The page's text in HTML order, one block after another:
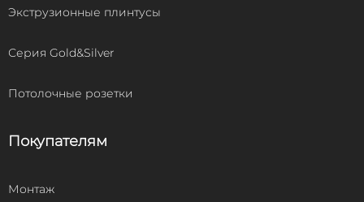
Экструзионные плинтусы
Серия Gold&Silver
Потолочные розетки
Покупателям
Монтаж